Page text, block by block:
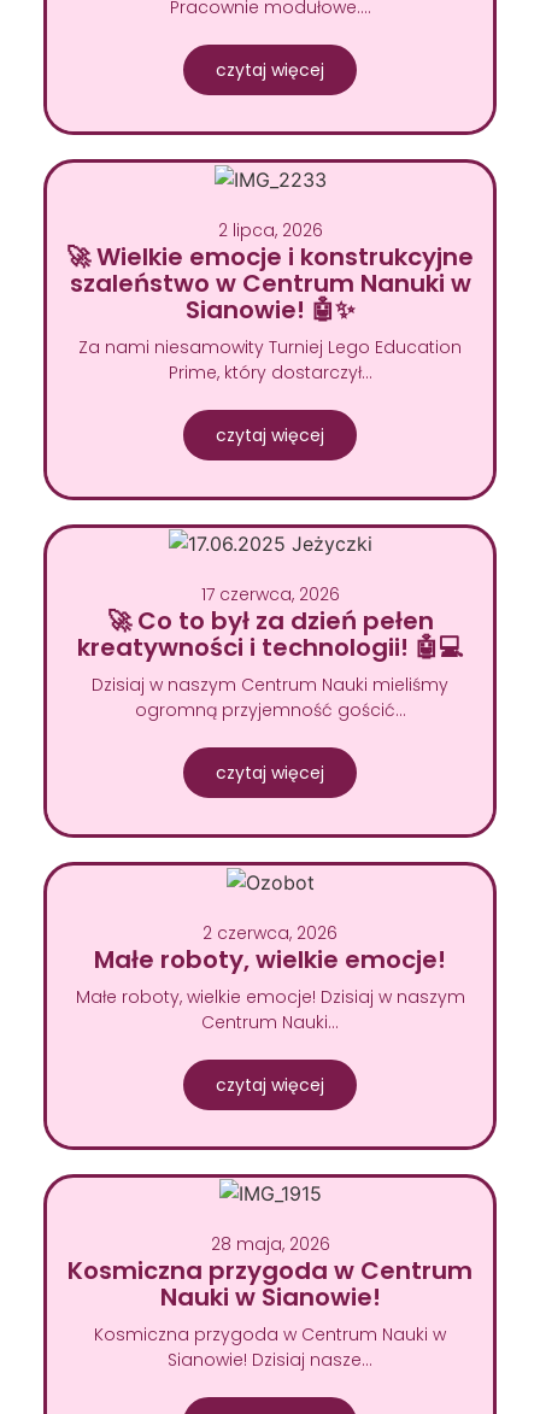
Pracownie modułowe….
czytaj więcej
2 lipca, 2026
🚀 Wielkie emocje i konstrukcyjne
szaleństwo w Centrum Nanuki w
Sianowie! 🤖✨
Za nami niesamowity Turniej Lego Education
Prime, który dostarczył…
czytaj więcej
17 czerwca, 2026
🚀 Co to był za dzień pełen
kreatywności i technologii! 🤖💻
Dzisiaj w naszym Centrum Nauki mieliśmy
ogromną przyjemność gościć…
czytaj więcej
2 czerwca, 2026
Małe roboty, wielkie emocje!
Małe roboty, wielkie emocje! Dzisiaj w naszym
Centrum Nauki…
czytaj więcej
28 maja, 2026
Kosmiczna przygoda w Centrum
Nauki w Sianowie!
Kosmiczna przygoda w Centrum Nauki w
Sianowie! Dzisiaj nasze…